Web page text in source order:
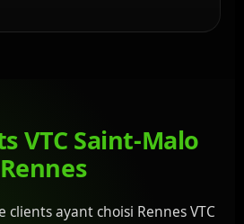
VTC Saint-Malo
Rennes
clients ayant choisi Rennes VTC